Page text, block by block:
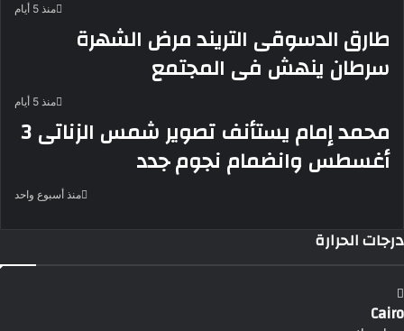
منذ 5 أيام
طارق الدسوقى التريند مرض الشهرة
سرطان ينهش فى المجتمع
منذ 5 أيام
محمد إمام يستأنف تصوير شمس الزناتى 3
أغسطس وانضمام نجوم جدد
منذ أسبوع واحد
درجات الحرارة
Cairo